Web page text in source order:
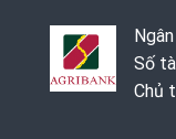
Số
Chủ